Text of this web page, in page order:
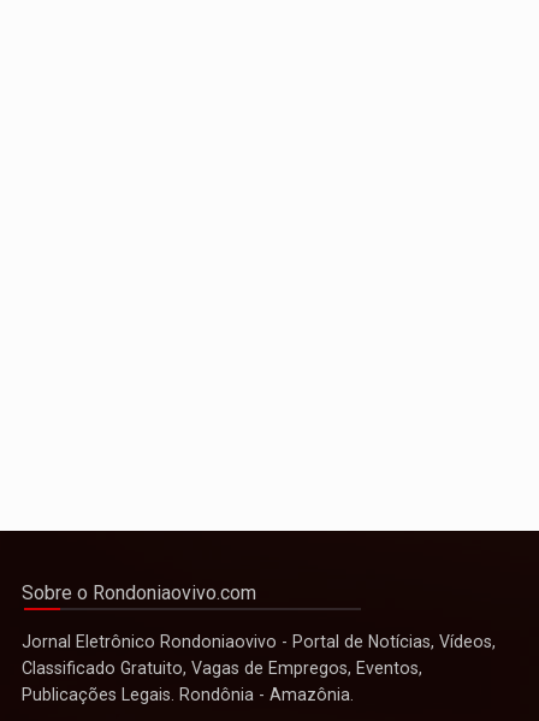
Sobre o Rondoniaovivo.com
Jornal Eletrônico Rondoniaovivo - Portal de Notícias, Vídeos,
Classificado Gratuito, Vagas de Empregos, Eventos,
Publicações Legais. Rondônia - Amazônia.